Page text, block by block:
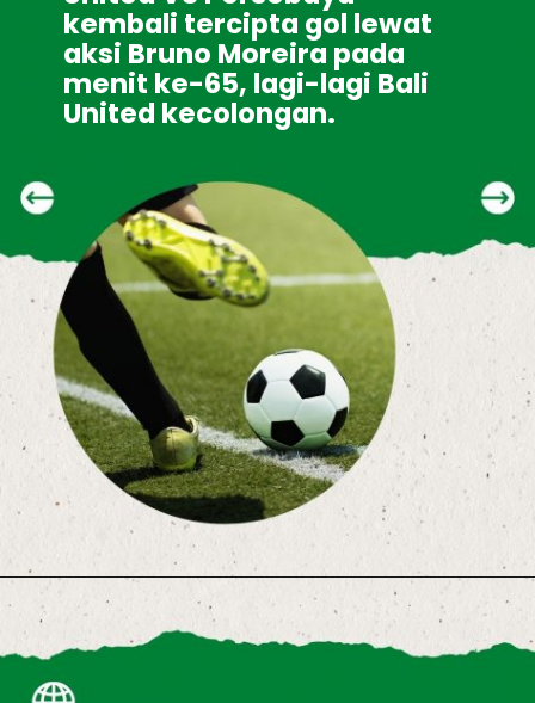
kembali tercipta gol lewat
aksi Bruno Moreira pada
menit ke-65, lagi-lagi Bali
United kecolongan.